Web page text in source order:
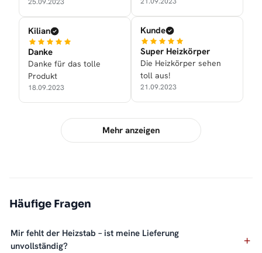
25.09.2023
Kilian
Danke
Danke für das tolle
Produkt
18.09.2023
Kunde
Super Heizkörper
Die Heizkörper sehen
toll aus!
21.09.2023
Mehr anzeigen
Häufige Fragen
Mir fehlt der Heizstab – ist meine Lieferung
unvollständig?